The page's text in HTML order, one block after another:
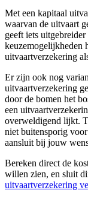
Met een kapitaal
waarvan de uitvaart
geeft iets
keuzemogelijkheden
uitvaartverzekering
Er zijn ook nog
uitvaartverzekering
door de bomen het
een
overweldigend lijkt.
niet buitensporig
aansluit bij jouw
Bereken direct de
willen zien, en sluit
uitvaartverzekering